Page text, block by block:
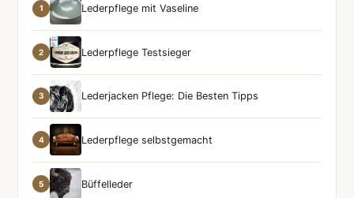
1 Lederpflege mit Vaseline
2 Lederpflege Testsieger
3 Lederjacken Pflege: Die Besten Tipps
4 Lederpflege selbstgemacht
5 Büffelleder